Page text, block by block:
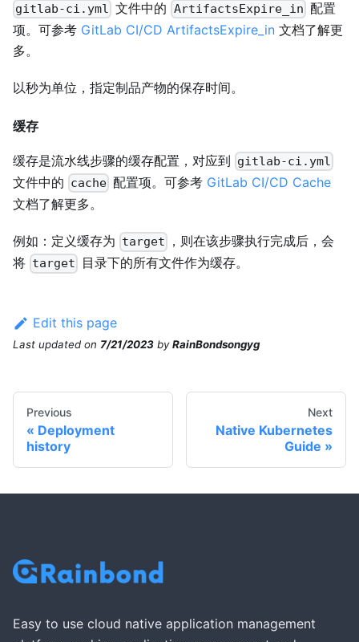
gitlab-ci.yml 文件中的 ArtifactsExpire_in 配置
项。可参考 GitLab CI/CD ArtifactsExpire_in 文档了解更
多。
以秒为单位，指定制品产物的保存时间。
缓存
缓存是流水线步骤的缓存配置，对应到 gitlab-ci.yml
文件中的 cache 配置项。可参考 GitLab CI/CD Cache
文档了解更多。
例如：定义缓存为 target
，则在该步骤执行完成后，会
将 target 目录下的所有文件作为缓存。
Edit this page
Last updated on 7/21/2023 byRainBondsongyg
Previous
Deployment
history
Next
Native Kubernetes
Guide
Easy to use cloud native application management